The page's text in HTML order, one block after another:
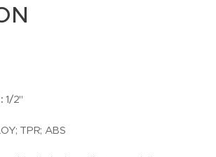
1/2"
TPR; ABS